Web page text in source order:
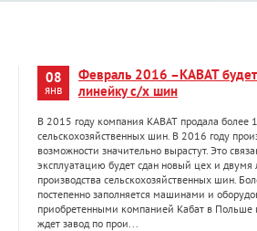
08
янв
Февраль 2016 –KABAT
линейку с/х шин
В 2015 году компания KABAT продала более
сельскохозяйственных шин. В 2016 году
возможности значительно вырастут. Это
эксплуатацию будет сдан новый цех и
производства сельскохозяйственных шин.
постепенно заполняется машинами и
приобретенными компанией Кабат в Польше
ждет завод по прои...